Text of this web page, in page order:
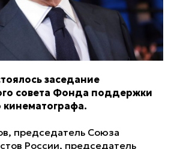
заседание
совета Фонда поддержки
кинематографа.
председатель Союза
России, председатель